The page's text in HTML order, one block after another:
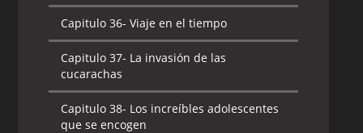
Capitulo 36- Viaje en el tiempo
Capitulo 37- La invasión de las
cucarachas
Capitulo 38- Los increíbles adolescentes
que se encogen